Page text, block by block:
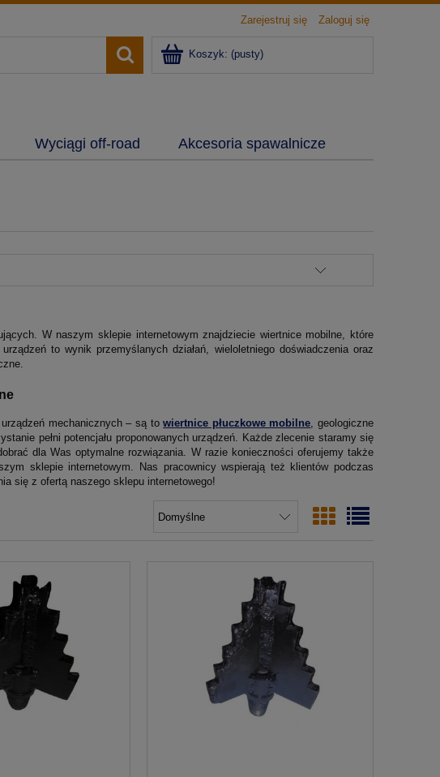
Zarejestruj się Zaloguj się
Koszyk: (pusty)
Wyciągi off-road Akcesoria spawalnicze
W naszym sklepie internetowym znajdziecie wiertnice mobilne, które
to wynik przemyślanych działań, wieloletniego doświadczenia oraz
mechanicznych – są towiertnice płuczkowe mobilne, geologiczne
pełni potencjału proponowanych urządzeń. Każde zlecenie staramy się
dla Was optymalne rozwiązania. W razie konieczności oferujemy także
sklepie internetowym. Nas pracownicy wspierają też klientów podczas
się z ofertą naszego sklepu internetowego!